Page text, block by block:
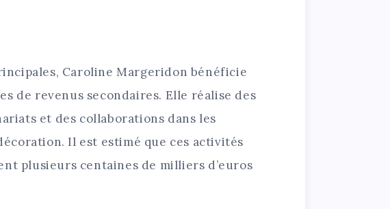
Caroline Margeridon bénéficie
de revenus secondaires. Elle réalise des
et des collaborations dans les
Il est estimé que ces activités
plusieurs centaines de milliers d’euros